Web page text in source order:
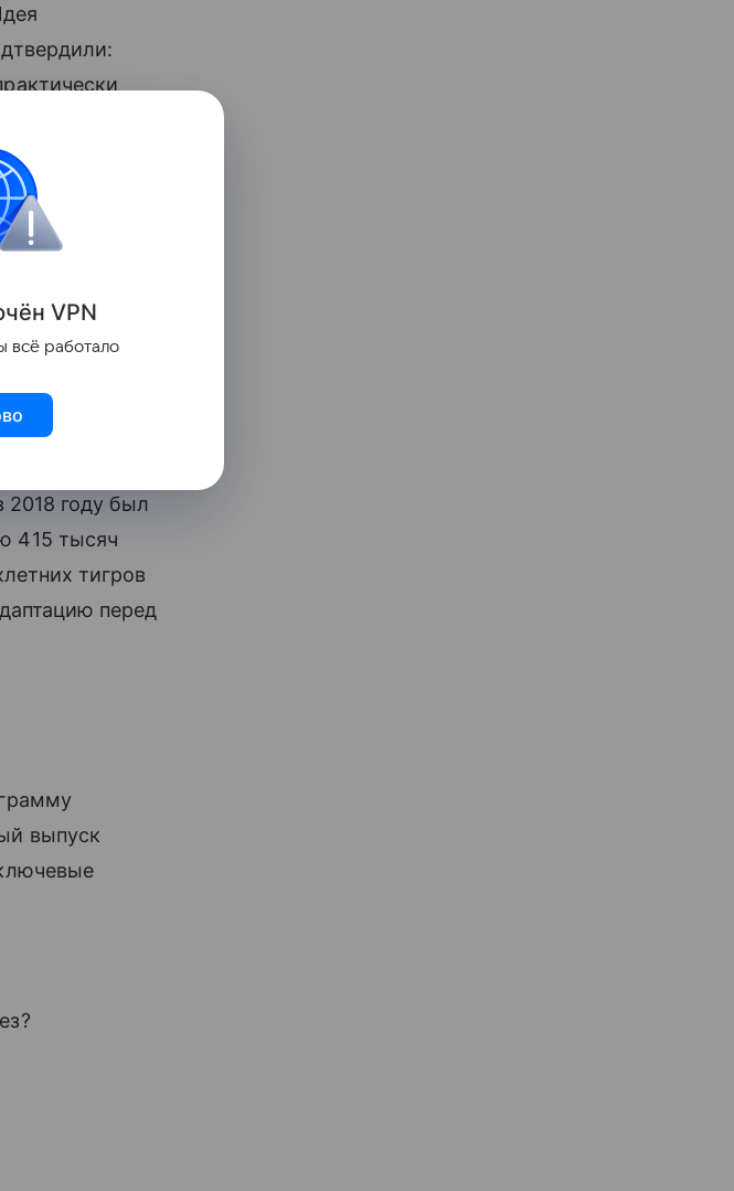
Токаев
2018 году был
415 тысяч
тигров
перед
выпуск
ён VPN
всё работало